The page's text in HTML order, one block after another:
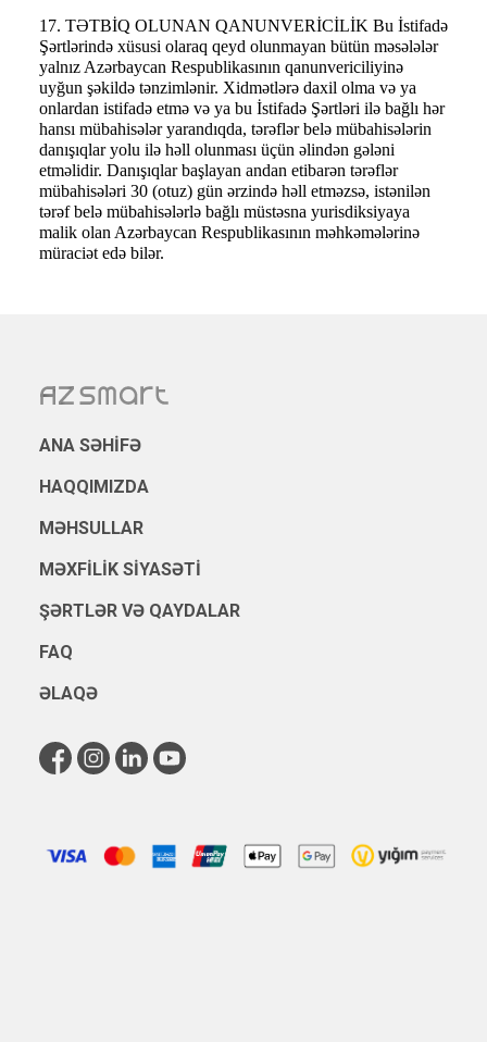
17. TƏTBİQ OLUNAN QANUNVERİCİLİK Bu İstifadə
Şərtlərində xüsusi olaraq qeyd olunmayan bütün məsələlər
yalnız Azərbaycan Respublikasının qanunvericiliyinə
uyğun şəkildə tənzimlənir. Xidmətlərə daxil olma və ya
onlardan istifadə etmə və ya bu İstifadə Şərtləri ilə bağlı hər
hansı mübahisələr yarandıqda, tərəflər belə mübahisələrin
danışıqlar yolu ilə həll olunması üçün əlindən gələni
etməlidir. Danışıqlar başlayan andan etibarən tərəflər
mübahisələri 30 (otuz) gün ərzində həll etməzsə, istənilən
tərəf belə mübahisələrlə bağlı müstəsna yurisdiksiyaya
malik olan Azərbaycan Respublikasının məhkəmələrinə
müraciət edə bilər.
ANA SƏHIFƏ
HAQQIMIZDA
MƏHSULLAR
MƏXFILIK SIYASƏTI
ŞƏRTLƏR VƏ QAYDALAR
FAQ
ƏLAQƏ